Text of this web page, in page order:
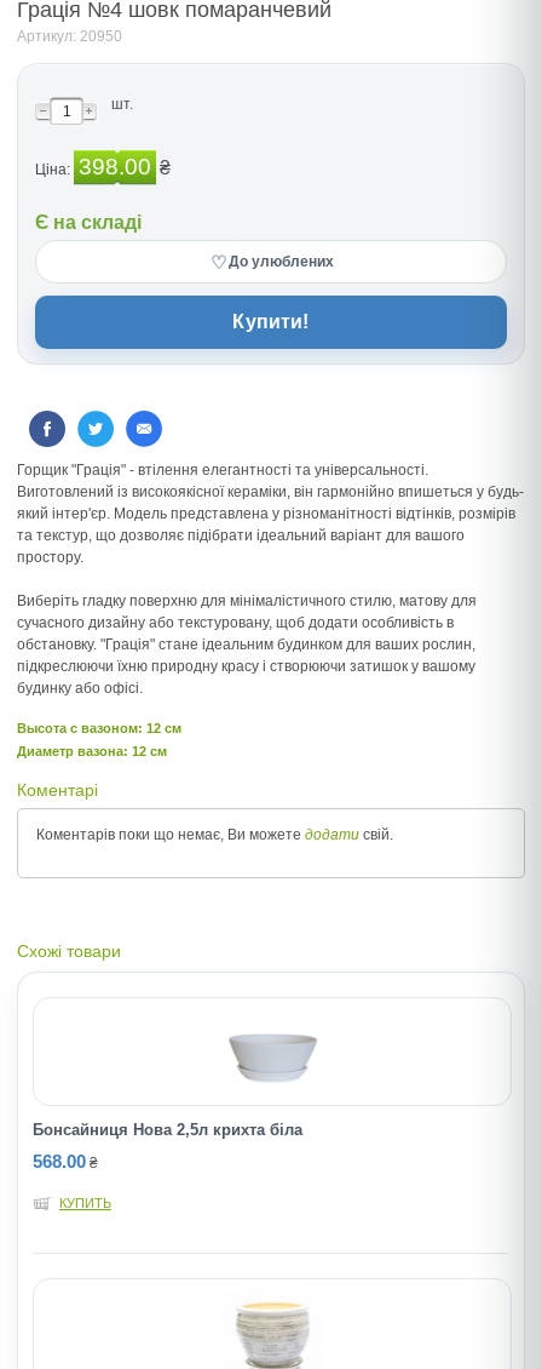
Грація №4 шовк помаранчевий
Артикул: 20950
шт.
Ціна: 398.00 ₴
Є на складі
♡До улюблених
Купити!
Горщик "Грація" - втілення елегантності та універсальності.
Виготовлений із високоякісної кераміки, він гармонійно впишеться у будь-
який інтер'єр. Модель представлена у різноманітності відтінків, розмірів
та текстур, що дозволяє підібрати ідеальний варіант для вашого
простору.
Виберіть гладку поверхню для мінімалістичного стилю, матову для
сучасного дизайну або текстуровану, щоб додати особливість в
обстановку. "Грація" стане ідеальним будинком для ваших рослин,
підкреслюючи їхню природну красу і створюючи затишок у вашому
будинку або офісі.
Высота c вазоном: 12 см
Диаметр вазона: 12 см
Коментарі
Коментарів поки що немає, Ви можете додати свій.
Схожі товари
Бонсайниця Нова 2,5л крихта біла
568.00 ₴
КУПИТЬ